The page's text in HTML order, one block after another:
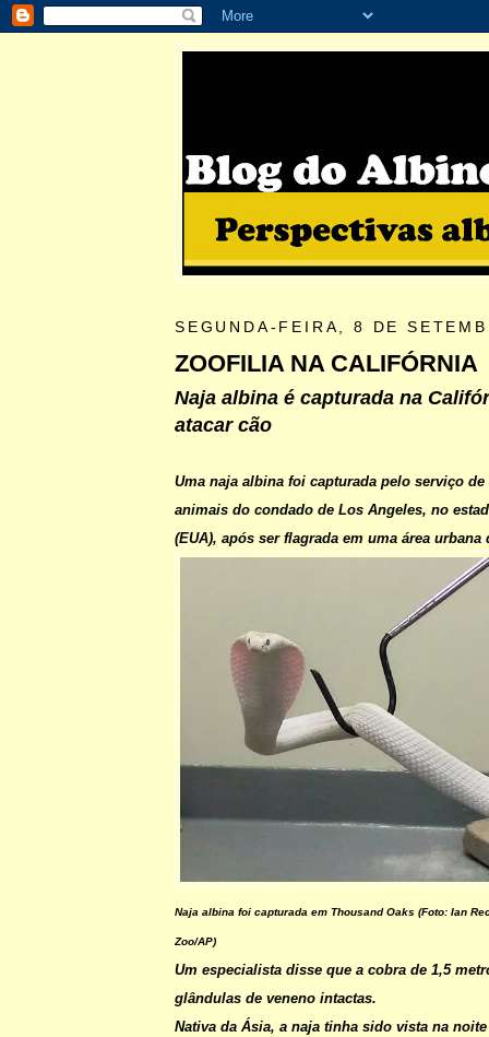
SEGUNDA-FEIRA, 8 DE
ZOOFILIA NA CALIFÓRNIA
Naja albina é capturada na
atacar cão
Uma naja albina foi capturada pelo serviço
animais do condado de Los Angeles, no
(EUA), após ser flagrada em uma área urbana
Naja albina foi capturada em Thousand Oaks (Foto: Ian
Zoo/AP)
Um especialista disse que a cobra de 1,5
glândulas de veneno intactas.
Nativa da Ásia, a naja tinha sido vista na